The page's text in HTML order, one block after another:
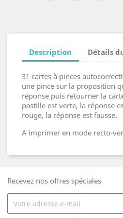
Description Détails
31 cartes à pinces
une pince sur la proposition
réponse puis retourner la
pastille est verte, la réponse
rouge, la réponse est fausse.
A imprimer en mode recto-
Recevez nos offres spéciales